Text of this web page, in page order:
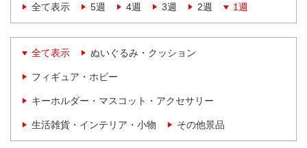
全て表示
5週 4週 3週 2週 1週
全て表示 ぬいぐるみ・クッション
フィギュア・ホビー
キーホルダー・マスコット・アクセサリー
生活雑貨・インテリア・小物 その他景品